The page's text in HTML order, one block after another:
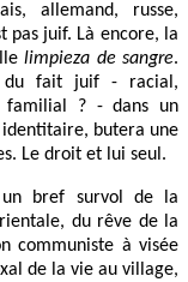
allemand, russe,
pas juif. Là encore, la
limpieza de sangre.
du fait juif - racial,
familial ? - dans un
butera une
Le droit et lui seul.
bref survol de la
du rêve de la
communiste à visée
de la vie au village,